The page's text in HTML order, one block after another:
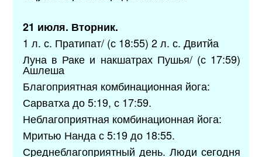
21 июля. Вторник.
1 л. с. Пратипат/ (с 18:55) 2 л. с. Двитйа
Луна в Раке и накшатрах Пушья/ (с 17:59)
Ашлеша
Благоприятная комбинационная йога:
Сарватха до 5:19, с 17:59.
Неблагоприятная комбинационная йога:
Мритью Нанда с 5:19 до 18:55.
Среднеблагоприятный день. Люди сегодня